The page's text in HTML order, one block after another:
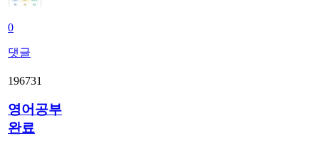
0
댓글
196731
영어공부
완료